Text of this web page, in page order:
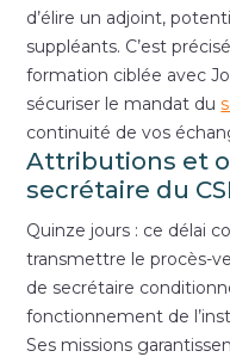
d’élire un adjoint,
suppléants. C’est
formation ciblée avec
sécuriser le mandat du
continuité de vos
Attributions et
secrétaire du
Quinze jours : ce délai
transmettre le procès-
de secrétaire
fonctionnement de
Ses missions